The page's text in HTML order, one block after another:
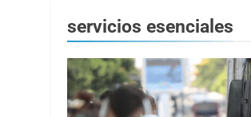
servicios esenciales